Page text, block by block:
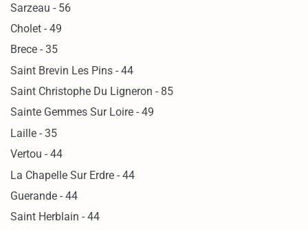
Sarzeau - 56
Cholet - 49
Brece - 35
Saint Brevin Les Pins - 44
Saint Christophe Du Ligneron - 85
Sainte Gemmes Sur Loire - 49
Laille - 35
Vertou - 44
La Chapelle Sur Erdre - 44
Guerande - 44
Saint Herblain - 44